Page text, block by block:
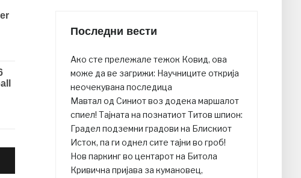
Последни вести
Ако сте прележале тежок Ковид, ова
може да ве загрижи: Научниците открија
неочекувана последица
Mавтал од Синиот воз додека маршалот
спиел! Тајната на познатиот Титов шпион:
Градел подземни градови на Блискиот
Исток, па ги однел сите тајни во гроб!
Нов паркинг во центарот на Битола
Кривична пријава за кумановец,